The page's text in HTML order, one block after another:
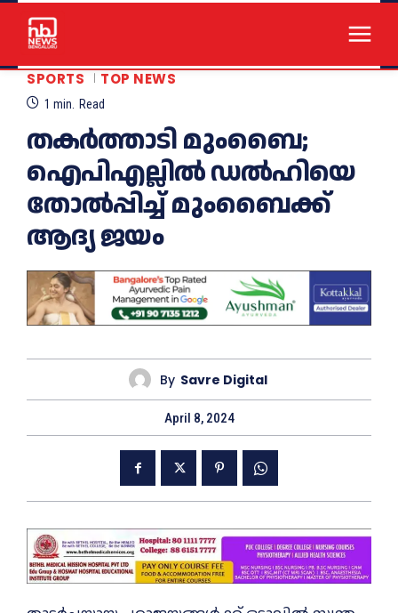
SPORTS TOP NEWS
1 min. Read
തകർത്താടി മുംബൈ;
ഐപിഎല്ലിൽ ഡൽഹിയെ
തോൽപ്പിച്ച് മുംബൈക്ക്
ആദ്യ ജയം
By Savre Digital
April 8, 2024